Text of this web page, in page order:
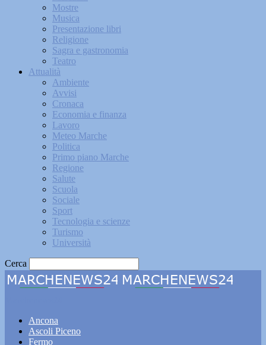
Mostre
Musica
Presentazione libri
Religione
Sagra e gastronomia
Teatro
Attualità
Ambiente
Avvisi
Cronaca
Economia e finanza
Lavoro
Meteo Marche
Politica
Primo piano Marche
Regione
Salute
Scuola
Sociale
Sport
Tecnologia e scienze
Turismo
Università
Cerca
Ancona
Ascoli Piceno
Fermo